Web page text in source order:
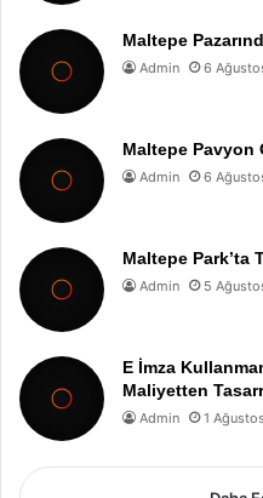
Maltepe
Admin 6
Maltepe Pavyon
Admin 6
Maltepe Park’ta
Admin 5
E İmza
Maliyetten
Admin 1